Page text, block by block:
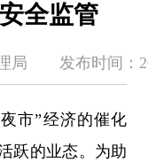
全监管
局 发布时间：
市”经济的催化
跃的业态。为助